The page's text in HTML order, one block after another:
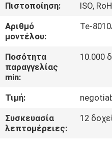
ΈΛΕΓΧΟΣ
ΠΟΙΌΤΗΤΑΣ
ΕΠΙΚΟΙΝΩΝΉΣΤΕ
ΜΑΣ
ΕΙΔΉΣΕΙΣ
Πιστοποίηση:
ISO,
Αριθμό
μοντέλου:
Te-
Ποσότητα
παραγγελίας
min:
10.000
Τιμή:
Συσκευασία
λεπτομέρειες:
12